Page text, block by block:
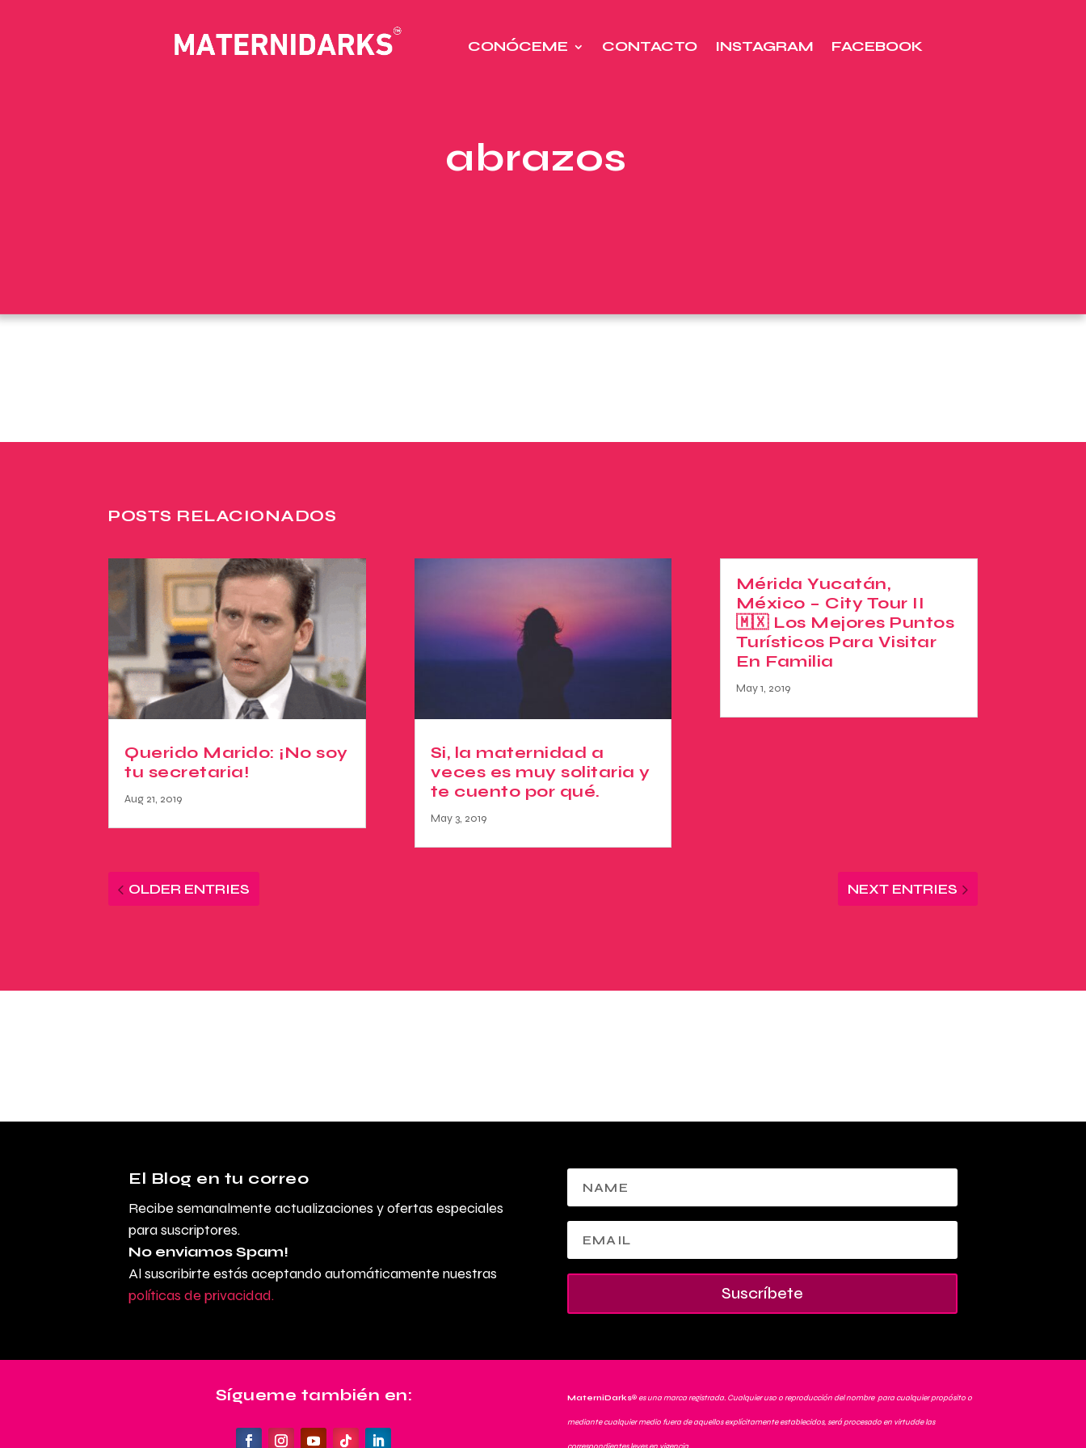
CONÓCEME CONTACTO INSTAGRAM FACEBOOK
abrazos
POSTS RELACIONADOS
Querido Marido: ¡No soy
tu secretaria!
Aug 21, 2019
Si, la maternidad a
veces es muy solitaria y
te cuento por qué.
May 3, 2019
Mérida Yucatán,
México – City Tour II
🇲🇽 Los Mejores Puntos
Turísticos Para Visitar
En Familia
May 1, 2019
OLDER ENTRIES NEXT ENTRIES
El Blog en tu correo
Recibe semanalmente actualizaciones y ofertas especiales
para suscriptores.
No enviamos Spam!
Al suscribirte estás aceptando automáticamente nuestras
políticas de privacidad.
Suscríbete
Sígueme también en: MaterniDarks®es una marca registrada. Cualquier uso o reproducción del nombre para cualquier propósito o
mediante cualquier medio fuera de aquellos explícitamente establecidos, será procesado en virtudde las